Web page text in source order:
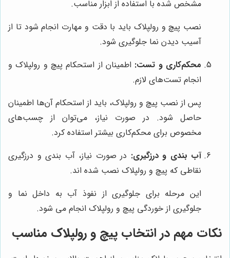
مشخص شده با استفاده از ابزار مناسب.
نصب پیچ و رولپلاک باید با دقت و مهارت انجام شود تا از
آسیب دیدن نما جلوگیری شود.
محکم‌کاری و تست: اطمینان از استحکام پیچ و رولپلاک و
انجام تست‌های لازم.
پس از نصب پیچ و رولپلاک، باید از استحکام آن‌ها اطمینان
حاصل شود. در صورت نیاز، می‌توان از چسب‌های
مخصوص برای محکم‌کاری بیشتر استفاده کرد.
آب بندی و درزگیری: در صورت نیاز، آب بندی و درزگیری
نقاطی که پیچ و رولپلاک نصب شده اند.
این مرحله برای جلوگیری از نفوذ آب به داخل نما و
جلوگیری از خوردگی پیچ و رولپلاک انجام می شود.
نکات مهم در انتخاب پیچ و رولپلاک مناسب